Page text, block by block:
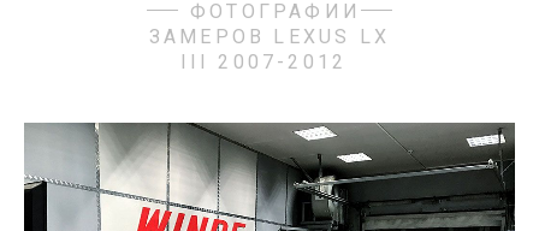
ФОТОГРАФИИ
ЗАМЕРОВ LEXUS LX
III 2007-2012